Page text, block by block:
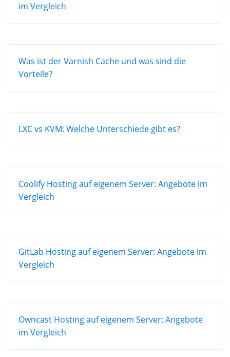
im Vergleich
Was ist der Varnish Cache und was sind die
Vorteile?
LXC vs KVM: Welche Unterschiede gibt es?
Coolify Hosting auf eigenem Server: Angebote im
Vergleich
GitLab Hosting auf eigenem Server: Angebote im
Vergleich
Owncast Hosting auf eigenem Server: Angebote
im Vergleich